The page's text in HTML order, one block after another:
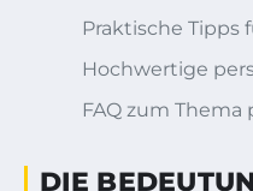
Praktische
Hochwertige
FAQ zum
DIE